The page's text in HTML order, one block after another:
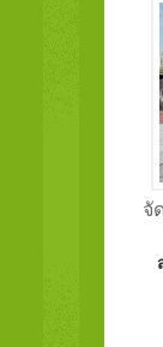
จั